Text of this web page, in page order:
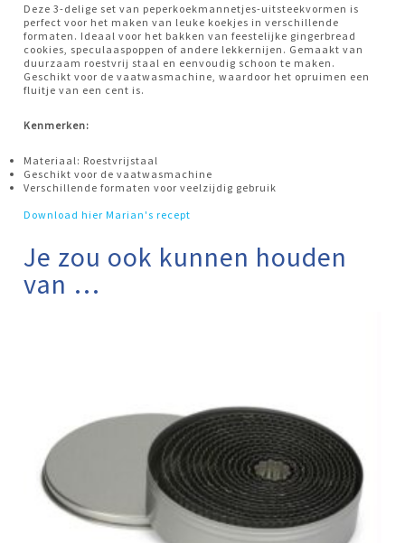
Deze 3-delige set van peperkoekmannetjes-uitsteekvormen is
perfect voor het maken van leuke koekjes in verschillende
formaten. Ideaal voor het bakken van feestelijke gingerbread
cookies, speculaaspoppen of andere lekkernijen. Gemaakt van
duurzaam roestvrij staal en eenvoudig schoon te maken.
Geschikt voor de vaatwasmachine, waardoor het opruimen een
fluitje van een cent is.
Kenmerken:
Materiaal: Roestvrijstaal
Geschikt voor de vaatwasmachine
Verschillende formaten voor veelzijdig gebruik
Download hier Marian's recept
Je zou ook kunnen houden
van …